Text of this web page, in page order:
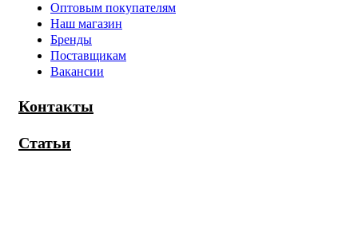
Оптовым покупателям
Наш магазин
Бренды
Поставщикам
Вакансии
Контакты
Статьи